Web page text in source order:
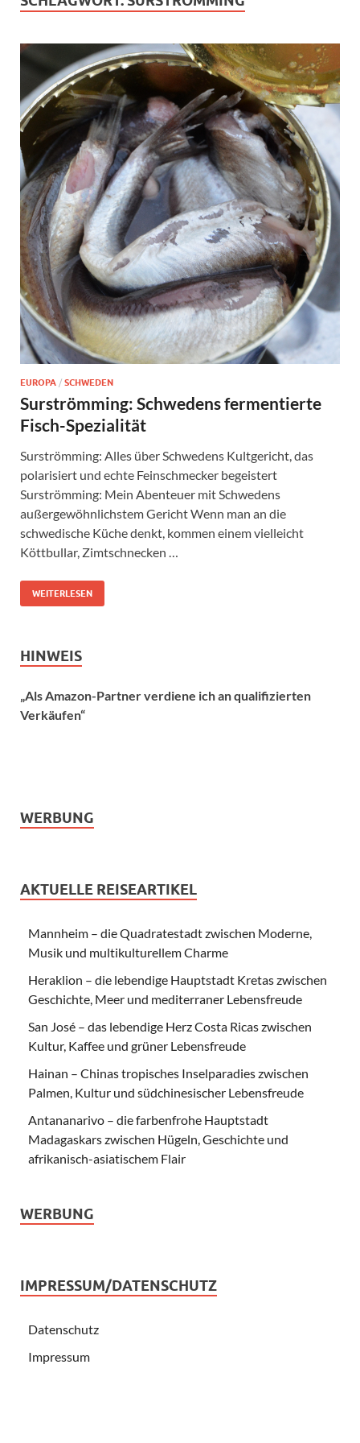
EUROPA / SCHWEDEN
Surströmming: Schwedens fermentierte
Fisch-Spezialität
Surströmming: Alles über Schwedens Kultgericht, das
polarisiert und echte Feinschmecker begeistert
Surströmming: Mein Abenteuer mit Schwedens
außergewöhnlichstem Gericht Wenn man an die
schwedische Küche denkt, kommen einem vielleicht
Köttbullar, Zimtschnecken …
WEITERLESEN
HINWEIS
„Als Amazon-Partner verdiene ich an qualifizierten
Verkäufen“
WERBUNG
AKTUELLE REISEARTIKEL
Mannheim – die Quadratestadt zwischen Moderne,
Musik und multikulturellem Charme
Heraklion – die lebendige Hauptstadt Kretas zwischen
Geschichte, Meer und mediterraner Lebensfreude
San José – das lebendige Herz Costa Ricas zwischen
Kultur, Kaffee und grüner Lebensfreude
Hainan – Chinas tropisches Inselparadies zwischen
Palmen, Kultur und südchinesischer Lebensfreude
Antananarivo – die farbenfrohe Hauptstadt
Madagaskars zwischen Hügeln, Geschichte und
afrikanisch-asiatischem Flair
WERBUNG
IMPRESSUM/DATENSCHUTZ
Datenschutz
Impressum